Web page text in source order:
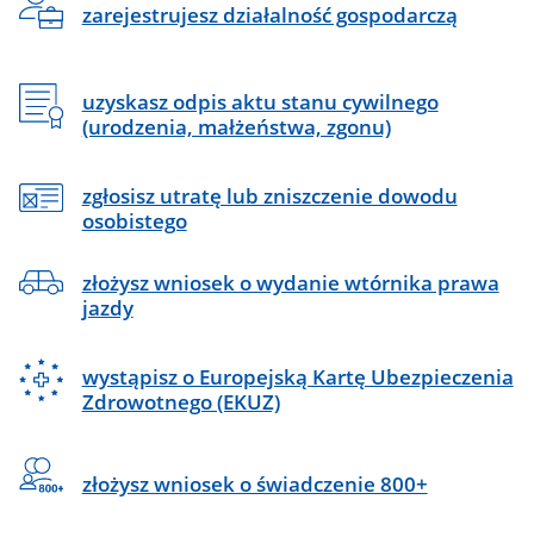
zarejestrujesz działalność gospodarczą
uzyskasz odpis aktu stanu cywilnego
(urodzenia, małżeństwa, zgonu)
zgłosisz utratę lub zniszczenie dowodu
osobistego
złożysz wniosek o wydanie wtórnika prawa
jazdy
wystąpisz o Europejską Kartę Ubezpieczenia
Zdrowotnego (EKUZ)
złożysz wniosek o świadczenie 800+